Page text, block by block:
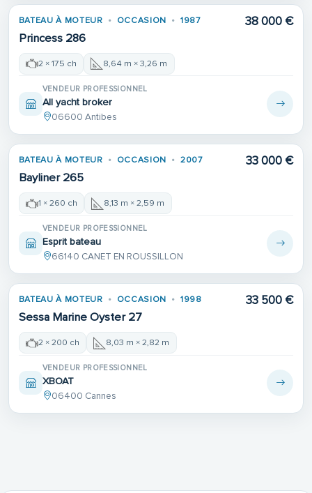
BATEAU À MOTEUR OCCASION 1987
Princess 286
38 000 €
2 × 175 ch 8,64 m × 3,26 m
VENDEUR PROFESSIONNEL
All yacht broker
06600 Antibes
BATEAU À MOTEUR OCCASION 2007
Bayliner 265
33 000 €
1 × 260 ch 8,13 m × 2,59 m
VENDEUR PROFESSIONNEL
Esprit bateau
66140 CANET EN ROUSSILLON
BATEAU À MOTEUR OCCASION 1998
Sessa Marine Oyster 27
33 500 €
2 × 200 ch 8,03 m × 2,82 m
VENDEUR PROFESSIONNEL
XBOAT
06400 Cannes